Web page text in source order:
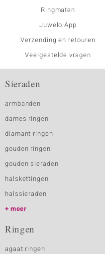
Ringmaten
Juwelo App
Verzending en retouren
Veelgestelde vragen
Sieraden
armbanden
dames ringen
diamant ringen
gouden ringen
gouden sieraden
halskettingen
halssieraden
meer
Ringen
agaat ringen